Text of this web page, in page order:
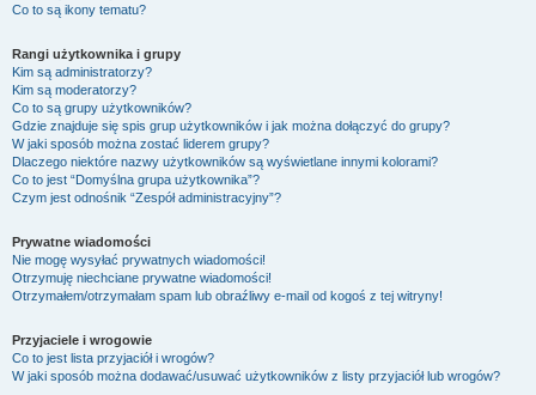
Co to są ikony tematu?
Rangi użytkownika i grupy
Kim są administratorzy?
Kim są moderatorzy?
Co to są grupy użytkowników?
Gdzie znajduje się spis grup użytkowników i jak można dołączyć do grupy?
W jaki sposób można zostać liderem grupy?
Dlaczego niektóre nazwy użytkowników są wyświetlane innymi kolorami?
Co to jest “Domyślna grupa użytkownika”?
Czym jest odnośnik “Zespół administracyjny”?
Prywatne wiadomości
Nie mogę wysyłać prywatnych wiadomości!
Otrzymuję niechciane prywatne wiadomości!
Otrzymałem/otrzymałam spam lub obraźliwy e-mail od kogoś z tej witryny!
Przyjaciele i wrogowie
Co to jest lista przyjaciół i wrogów?
W jaki sposób można dodawać/usuwać użytkowników z listy przyjaciół lub wrogów?